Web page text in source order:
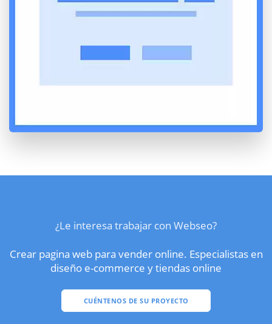
¿Le interesa trabajar con Webseo?
Crear pagina web para vender online. Especialistas en
diseño e-commerce y tiendas online
CUÉNTENOS DE SU PROYECTO